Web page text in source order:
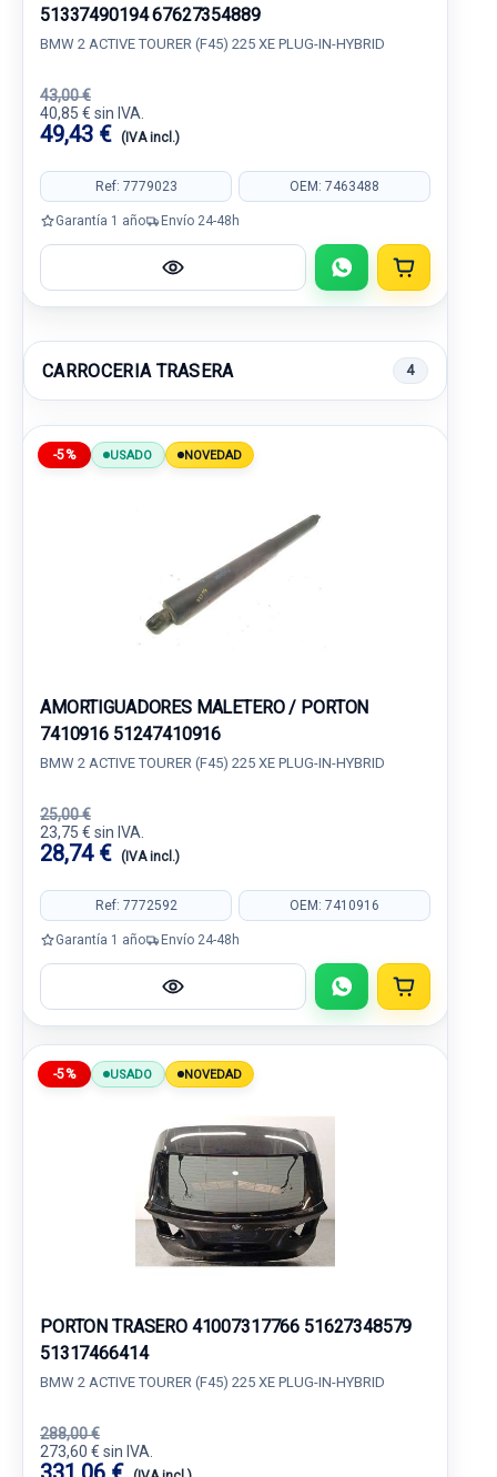
51337490194 67627354889
BMW 2 ACTIVE TOURER (F45) 225 XE PLUG-IN-HYBRID
43,00 €
40,85 € sin IVA.
49,43 € (IVA incl.)
Ref: 7779023 OEM: 7463488
Garantía 1 año Envío 24-48h
CARROCERIA TRASERA 4
-5% USADO NOVEDAD
AMORTIGUADORES MALETERO / PORTON
7410916 51247410916
BMW 2 ACTIVE TOURER (F45) 225 XE PLUG-IN-HYBRID
25,00 €
23,75 € sin IVA.
28,74 € (IVA incl.)
Ref: 7772592 OEM: 7410916
Garantía 1 año Envío 24-48h
-5% USADO NOVEDAD
PORTON TRASERO 41007317766 51627348579
51317466414
BMW 2 ACTIVE TOURER (F45) 225 XE PLUG-IN-HYBRID
288,00 €
273,60 € sin IVA.